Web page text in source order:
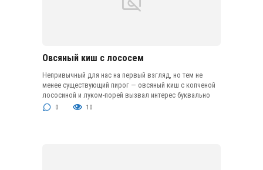
Овсяный киш с лососем
Непривычный для нас на первый взгляд, но тем не
менее существующий пирог — овсяный киш с копченой
лососиной и луком-порей вызвал интерес буквально
0 10